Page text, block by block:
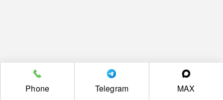
Phone Telegram MAX